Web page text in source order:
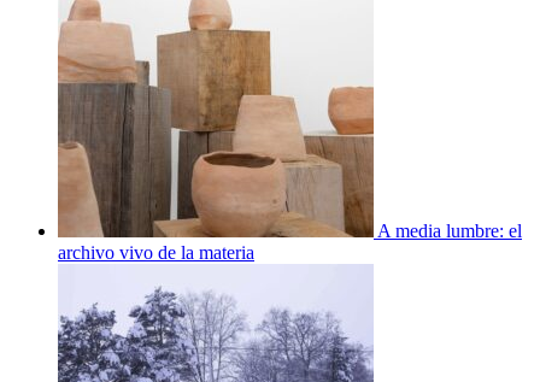
A media lumbre: el
archivo vivo de la materia